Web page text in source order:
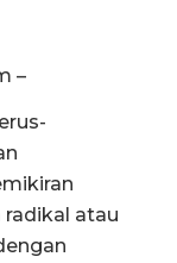
–
atau